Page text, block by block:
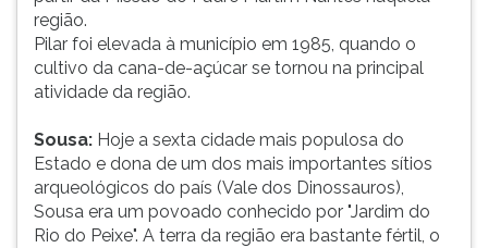
para
continuar
pressione
tecla
direita
região.
Pilar foi elevada à município em 1985, quando o
cultivo da cana-de-açúcar se tornou na principal
atividade da região.
Sousa: Hoje a sexta cidade mais populosa do
Estado e dona de um dos mais importantes sítios
arqueológicos do país (Vale dos Dinossauros),
Sousa era um povoado conhecido por "Jardim do
Rio do Peixe". A terra da região era bastante fértil, o